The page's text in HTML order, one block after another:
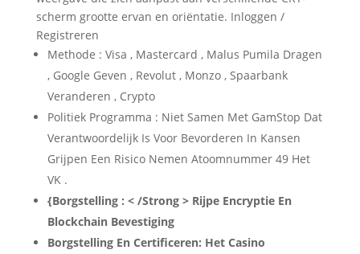
scherm grootte ervan en oriëntatie. Inloggen /
Registreren
Methode : Visa , Mastercard , Malus Pumila Dragen
, Google Geven , Revolut , Monzo , Spaarbank
Veranderen , Crypto
Politiek Programma : Niet Samen Met GamStop Dat
Verantwoordelijk Is Voor Bevorderen In Kansen
Grijpen Een Risico Nemen Atoomnummer 49 Het
VK .
{Borgstelling : < /Strong > Rijpe Encryptie En
Blockchain Bevestiging
Borgstelling En Certificeren: Het Casino